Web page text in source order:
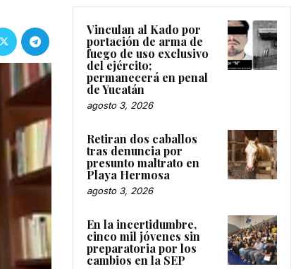
Vinculan al Kado por
portación de arma de
fuego de uso exclusivo
del ejército;
permanecerá en penal
de Yucatán
agosto 3, 2026
Retiran dos caballos
tras denuncia por
presunto maltrato en
Playa Hermosa
agosto 3, 2026
En la incertidumbre,
cinco mil jóvenes sin
preparatoria por los
cambios en la SEP